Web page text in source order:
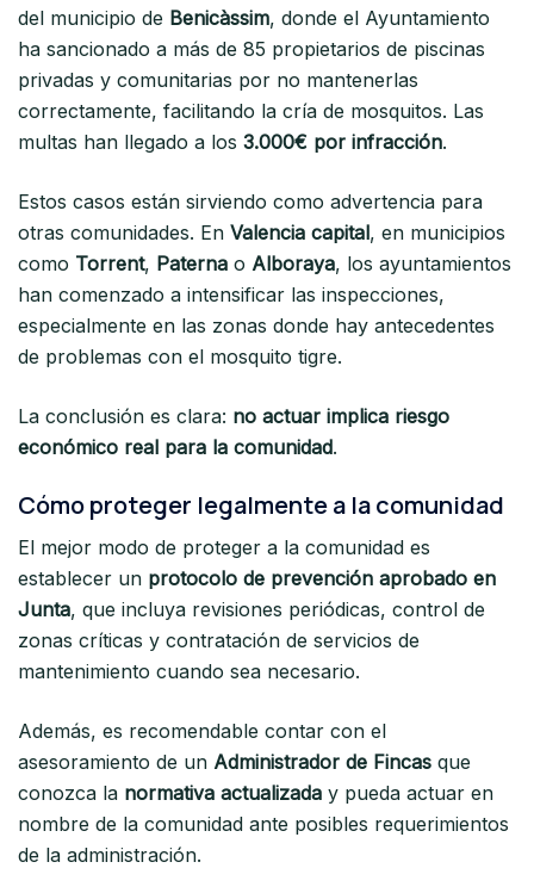
del municipio de Benicàssim, donde el Ayuntamiento
ha sancionado a más de 85 propietarios de piscinas
privadas y comunitarias por no mantenerlas
correctamente, facilitando la cría de mosquitos. Las
multas han llegado a los 3.000€ por infracción.
Estos casos están sirviendo como advertencia para
otras comunidades. En Valencia capital, en municipios
como Torrent, Paterna o Alboraya, los ayuntamientos
han comenzado a intensificar las inspecciones,
especialmente en las zonas donde hay antecedentes
de problemas con el mosquito tigre.
La conclusión es clara: no actuar implica riesgo
económico real para la comunidad.
Cómo proteger legalmente a la comunidad
El mejor modo de proteger a la comunidad es
establecer un protocolo de prevención aprobado en
Junta, que incluya revisiones periódicas, control de
zonas críticas y contratación de servicios de
mantenimiento cuando sea necesario.
Además, es recomendable contar con el
asesoramiento de un Administrador de Fincas que
conozca la normativa actualizada y pueda actuar en
nombre de la comunidad ante posibles requerimientos
de la administración.